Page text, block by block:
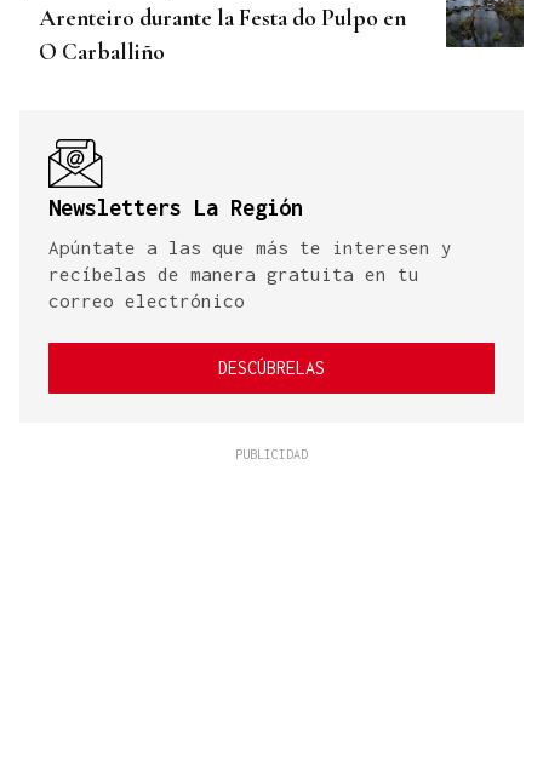
Arenteiro durante la Festa do Pulpo en
O Carballiño
Newsletters La Región
Apúntate a las que más te interesen y
recíbelas de manera gratuita en tu
correo electrónico
DESCÚBRELAS